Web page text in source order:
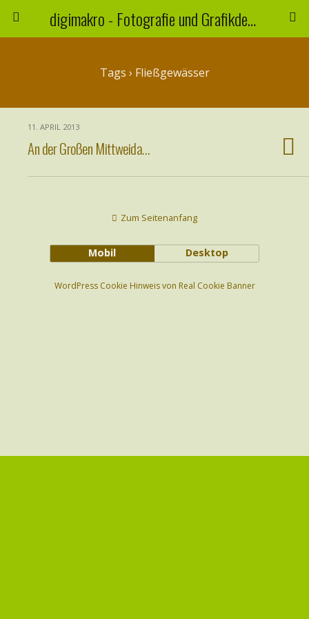
digimakro - Fotografie und Grafikdesign
Tags › Fließgewässer
11. APRIL 2013
An der Großen Mittweida…
Zum Seitenanfang
Mobil Desktop
WordPress Cookie Hinweis von Real Cookie Banner